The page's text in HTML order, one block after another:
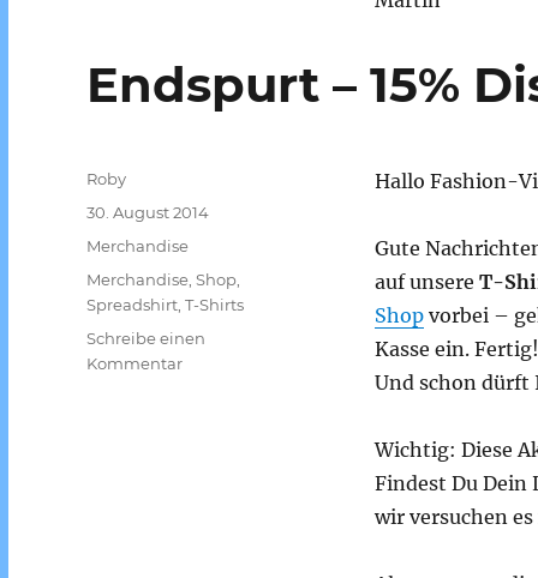
Endspurt – 15%
Hallo Fashion-
Gute
auf unsere T-
Shop vorbei –
Kasse ein. Fertig!
Und schon dürft
Wichtig: Diese
Findest Du Dein
wir versuchen
Autor
Roby
Veröffentlicht
am
30. August 2014
Kategorien
Merchandise
Schlagwörter
Merchandise, Shop,
Spreadshirt, T-Shirts
Schreibe einen
Kommentarzu